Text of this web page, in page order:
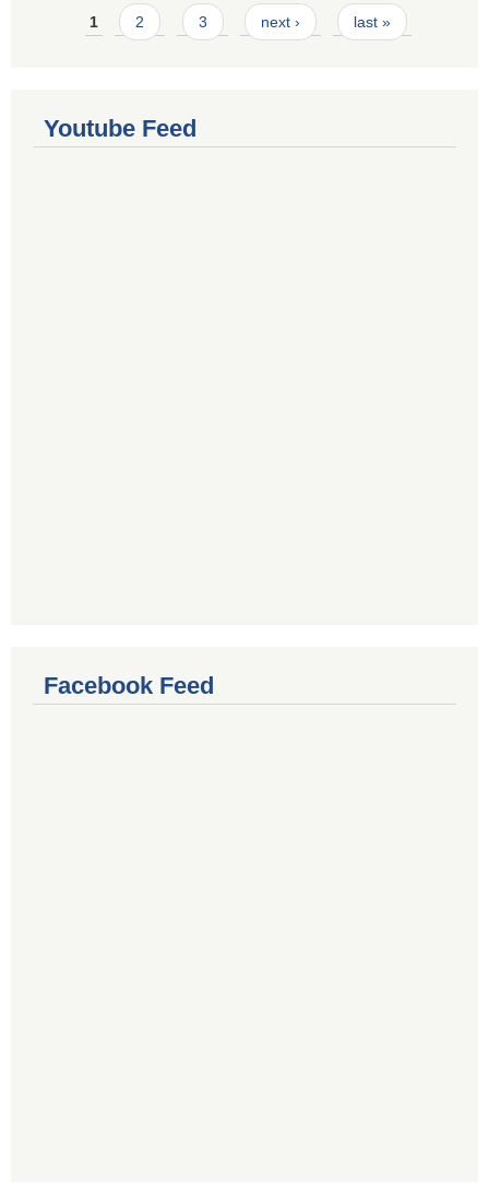
Pages
1 2 3 next › last »
Youtube Feed
Facebook Feed